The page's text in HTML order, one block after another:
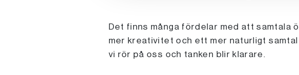
Det finns många fördelar med att samtala
mer kreativitet och ett mer naturligt
vi rör på oss och tanken blir klarare.